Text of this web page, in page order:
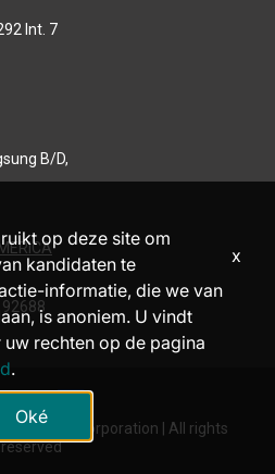
Int. 7
B/D,
Corporation | All rights
reserved
op deze site om
kandidaten te
informatie, die we van
is anoniem. U vindt
rechten op de pagina
.
Oké
x